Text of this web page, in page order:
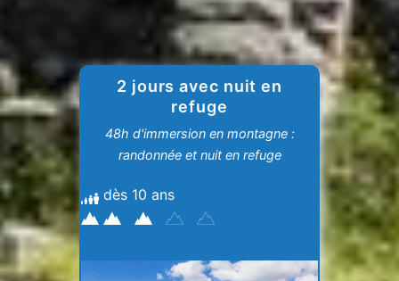
2 jours avec nuit en
refuge
48h d'immersion en montagne :
randonnée et nuit en refuge
dès 10 ans